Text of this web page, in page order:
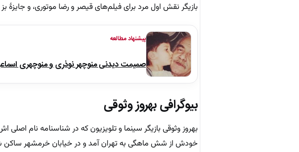
بازیگر نقش اول مرد برای فیلم‌های قیصر و رضا موتوری، و جایزهٔ بز
پیشنهاد مطالعه
صمیمت دیدنی منوچهر نوذری و منوچهری
بیوگرافی بهروز وثوقی
خودش از شش ماهگی به تهران آمد و در خیابان خرمشهر ساکن